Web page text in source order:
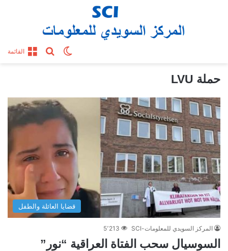
القائمةبحث عن
الوضع المظلم
حملة LVU
قضايا العائلة والطفل
المركز السويدي للمعلومات-SCI 5٬213
السوسيال سحب الفتاة العراقية “نور”